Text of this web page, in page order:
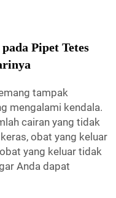
Pipet Tetes
tampak
mengalami kendala.
cairan yang tidak
obat yang keluar
yang keluar tidak
Anda dapat